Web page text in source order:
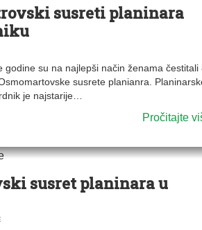
susreti planinara
godine su na najlepši način ženama čestitali
susrete planianra.
je najstarije…
Pročitajte
susret planinara u